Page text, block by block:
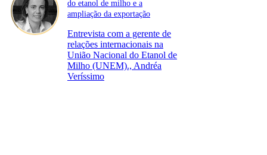
do etanol de milho e a
ampliação da exportação
Entrevista com a gerente de
relações internacionais na
União Nacional do Etanol de
Milho (UNEM)., Andréa
Veríssimo